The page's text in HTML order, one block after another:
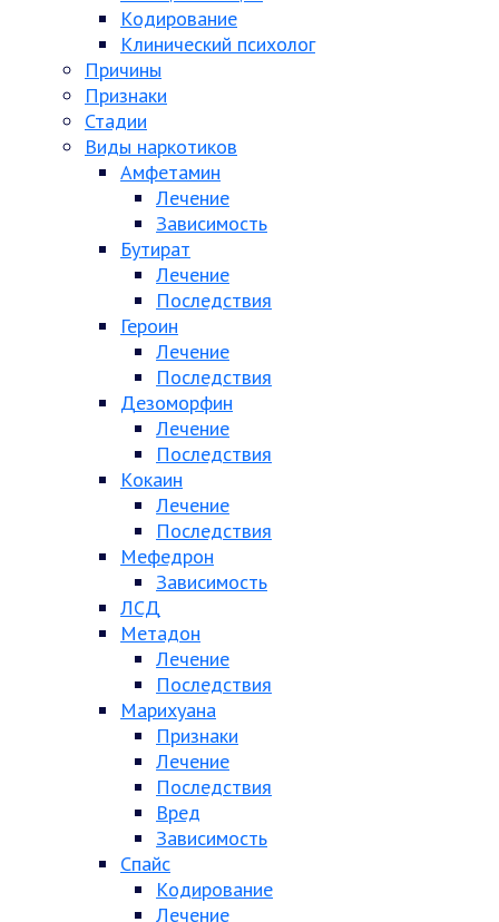
Кодирование
Клинический психолог
Причины
Признаки
Стадии
Виды наркотиков
Амфетамин
Лечение
Зависимость
Бутират
Лечение
Последствия
Героин
Лечение
Последствия
Дезоморфин
Лечение
Последствия
Кокаин
Лечение
Последствия
Мефедрон
Зависимость
ЛСД
Метадон
Лечение
Последствия
Марихуана
Признаки
Лечение
Последствия
Вред
Зависимость
Спайс
Кодирование
Лечение